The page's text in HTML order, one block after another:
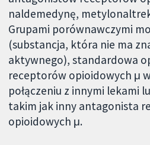
naldemedynę,
Grupami porównawczymi
(substancja, która nie ma
aktywnego), standardowa
receptorów opioidowych μ
połączeniu z innymi lekami
takim jak inny antagonista
opioidowych μ.